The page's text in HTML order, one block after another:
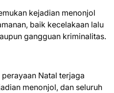
kejadian menonjol
baik kecelakaan lalu
gangguan kriminalitas.
Natal terjaga
menonjol, dan seluruh